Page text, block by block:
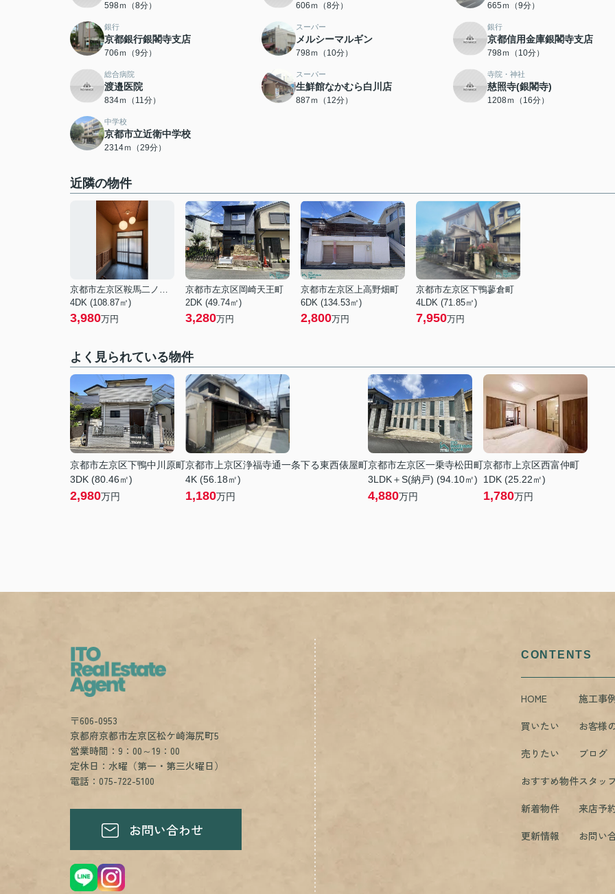
598ｍ（8分） 606ｍ（8分） 665ｍ（9分）
銀行
京都銀行銀閣寺支店
706ｍ（9分）
スーパー
メルシーマルギン
798ｍ（10分）
銀行
京都信用金庫銀閣寺支店
798ｍ（10分）
総合病院
渡邉医院
834ｍ（11分）
スーパー
生鮮館なかむら白川店
887ｍ（12分）
寺院・神社
慈照寺(銀閣寺)
1208ｍ（16分）
中学校
京都市立近衛中学校
2314ｍ（29分）
近隣の物件
京都市左京区鞍馬二ノ瀬町
4DK (108.87㎡)
3,980万円
京都市左京区岡崎天王町
2DK (49.74㎡)
3,280万円
京都市左京区上高野畑町
6DK (134.53㎡)
2,800万円
京都市左京区下鴨蓼倉町
4LDK (71.85㎡)
7,950万円
よく見られている物件
京都市左京区下鴨中川原町
3DK (80.46㎡)
2,980万円
京都市上京区浄福寺通一条下る東西俵屋町
4K (56.18㎡)
1,180万円
京都市左京区一乗寺松田町
3LDK＋S(納戸) (94.10㎡)
4,880万円
京都市上京区西富仲町
1DK (25.22㎡)
1,780万円
〒606-0953
京都府京都市左京区松ケ崎海尻町5
営業時間：9：00～19：00
定休日：水曜（第一・第三火曜日）
電話：075-722-5100
お問い合わせ
CONTENTS
HOME
施工事
買いたい
お客様
売りたい
ブログ
おすすめ物件スタッ
新着物件
来店予
更新情報
お問い